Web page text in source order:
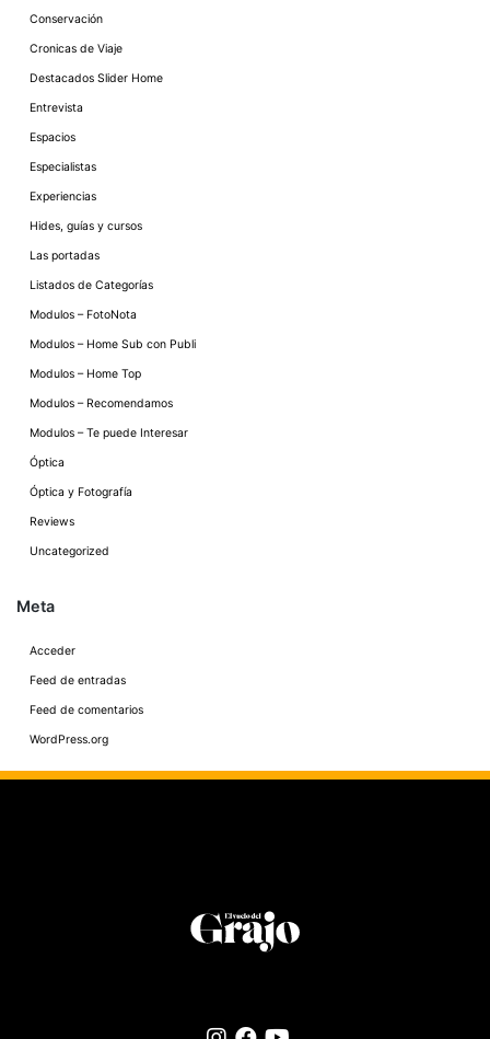
Conservación
Cronicas de Viaje
Destacados Slider Home
Entrevista
Espacios
Especialistas
Experiencias
Hides, guías y cursos
Las portadas
Listados de Categorías
Modulos – FotoNota
Modulos – Home Sub con Publi
Modulos – Home Top
Modulos – Recomendamos
Modulos – Te puede Interesar
Óptica
Óptica y Fotografía
Reviews
Uncategorized
Meta
Acceder
Feed de entradas
Feed de comentarios
WordPress.org